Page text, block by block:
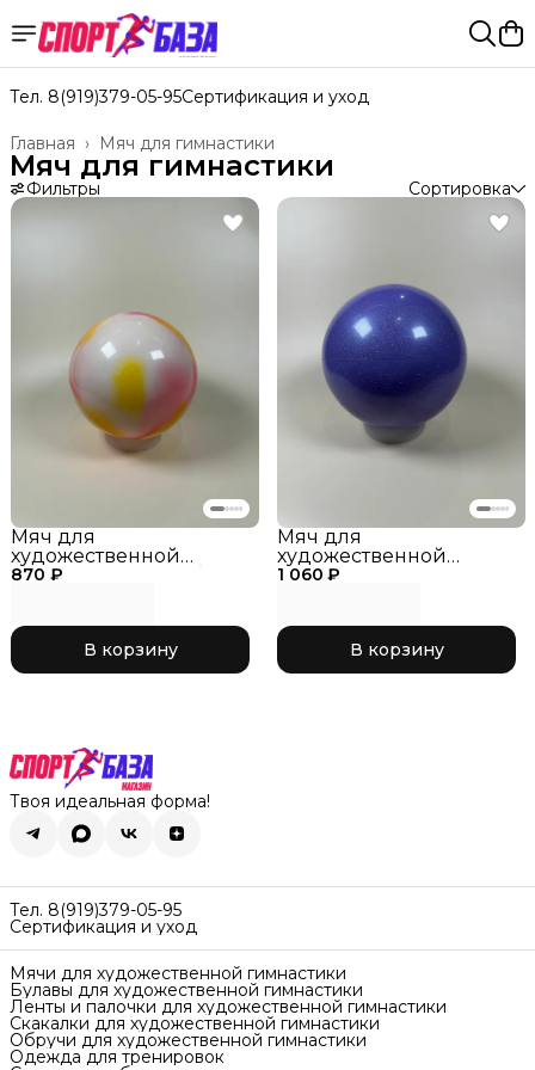
Тел. 8(919)379-05-95Сертификация и уход
Мяч для гимнастики
Главная ›
Мяч для гимнастики
Фильтры Сортировка
870 ₽
Мяч для
художественной
гимнастики 15см, бело-
В корзину
1 060 ₽
Мяч для
художественной
гимнастики 15см,
В корзину
Твоя идеальная форма!
Тел. 8(919)379-05-95
Сертификация и уход
Мячи для художественной гимнастики
Булавы для художественной гимнастики
Ленты и палочки для художественной гимнастики
Скакалки для художественной гимнастики
Обручи для художественной гимнастики
Одежда для тренировок